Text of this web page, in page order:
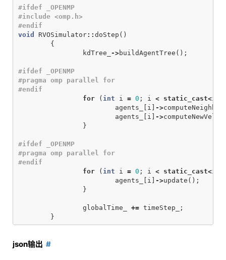
#ifdef _OPENMP
#include <omp.h>
void
RVOSimulator:: doStep ()
{
kdTree_
->buildAgentTree ();
#ifdef _OPENMP
#pragma omp parallel for
for
( int i = 0 ; i < static_cast<int
agents_
i ->
agents_
i ->
}
#ifdef _OPENMP
#pragma omp parallel for
for
( int i = 0 ; i < static_cast<int
agents_
i ->update ();
}
globalTime_ += timeStep_
;
}
json输出